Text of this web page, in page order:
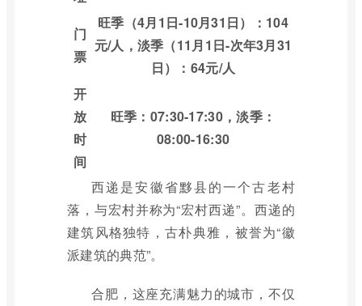
门
票
旺季（4月1日-10月31日）：104
元/人，淡季（11月1日-次年3月31
日）：64元/人
开
放
时
间
旺季：07:30-17:30，淡季：
08:00-16:30
西递是安徽省黟县的一个古老村
落，与宏村并称为“宏村西递”。西递的
建筑风格独特，古朴典雅，被誉为“徽
派建筑的典范”。
合肥，这座充满魅力的城市，不仅